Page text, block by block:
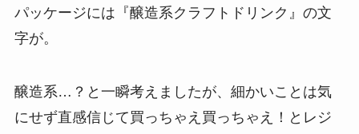
パッケージには『醸造系クラフトドリンク』の文
字が。
醸造系…？と一瞬考えましたが、細かいことは気
にせず直感信じて買っちゃえ買っちゃえ！とレジ